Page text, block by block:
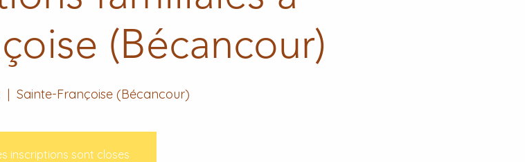
(Bécancour)
  |
Sainte-Françoise (Bécancour)
inscriptions sont closes